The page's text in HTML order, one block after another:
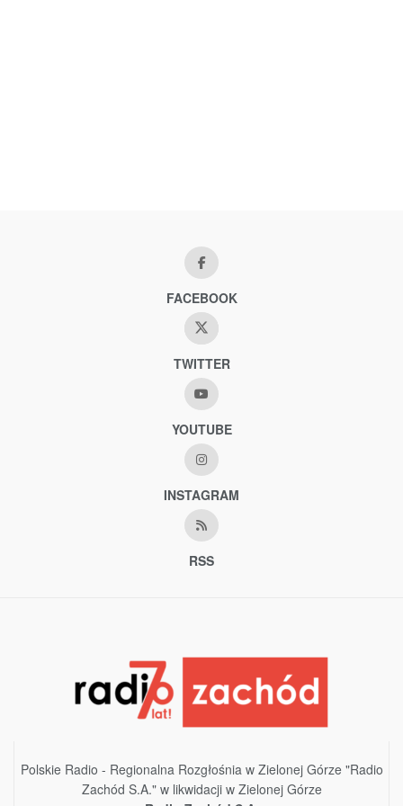
FACEBOOK
TWITTER
YOUTUBE
INSTAGRAM
RSS
Polskie Radio - Regionalna Rozgłośnia w Zielonej Górze "Radio
Zachód S.A." w likwidacji w Zielonej Górze